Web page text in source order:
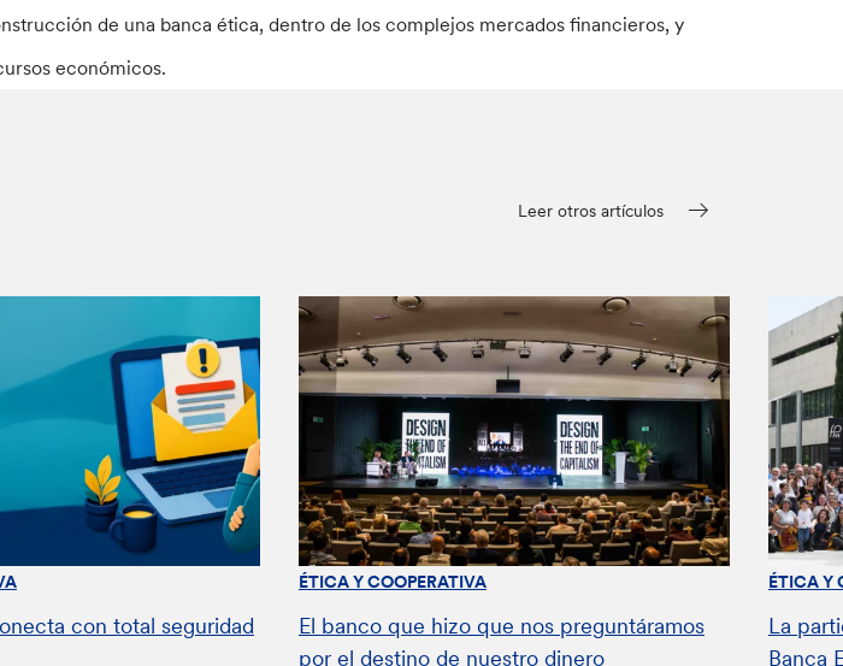
de una banca ética, dentro de los complejos mercados financieros, y
económicos.
Leer otros artículos
con total seguridad
ÉTICA Y COOPERATIVA
El banco que hizo que nos preguntáramos
por el destino de nuestro dinero
ÉTICA Y
La
Banca